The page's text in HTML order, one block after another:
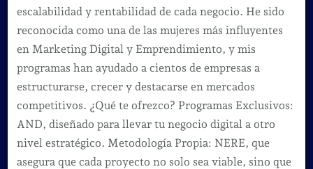
escalabilidad y rentabilidad de cada negocio. He sido
reconocida como una de las mujeres más influyentes
en Marketing Digital y Emprendimiento, y mis
programas han ayudado a cientos de empresas a
estructurarse, crecer y destacarse en mercados
competitivos. ¿Qué te ofrezco? Programas Exclusivos:
AND, diseñado para llevar tu negocio digital a otro
nivel estratégico. Metodología Propia: NERE, que
asegura que cada proyecto no solo sea viable, sino que